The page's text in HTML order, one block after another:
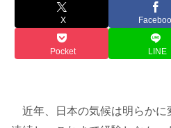
X
Pocket LINE
近年、日本の気候は明らかに